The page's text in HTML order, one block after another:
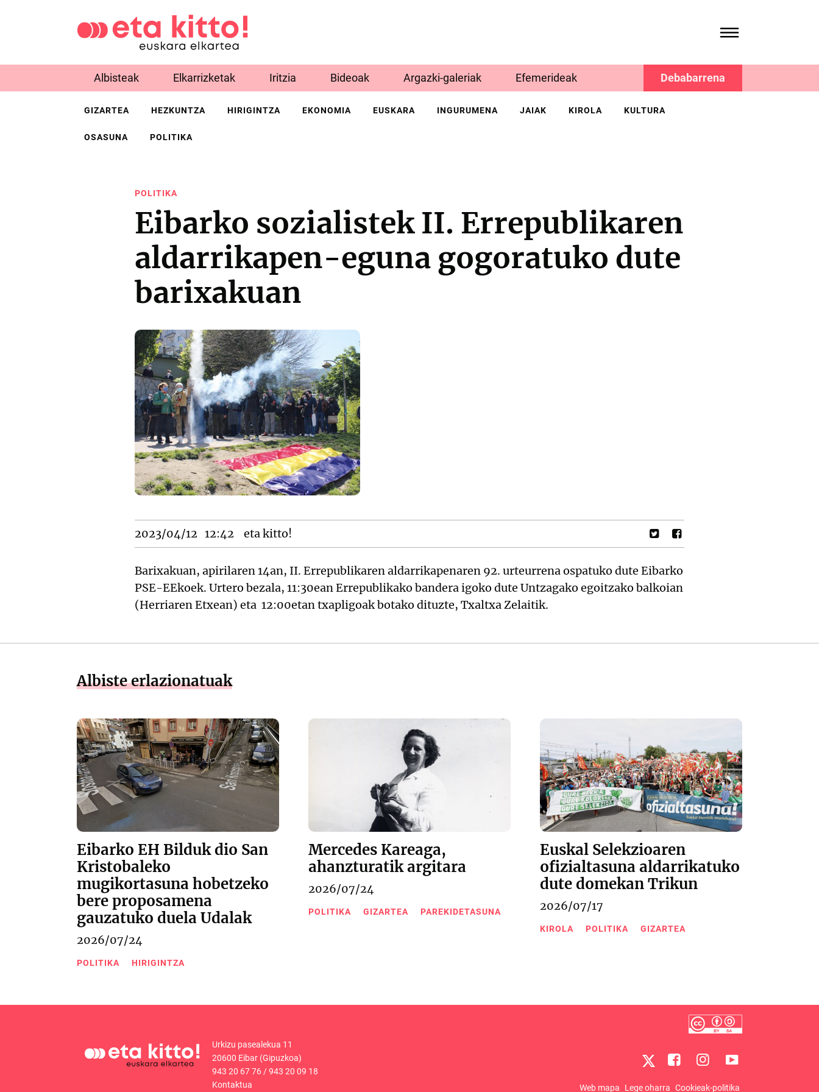
Albisteak Elkarrizketak Iritzia Bideoak Argazki-galeriak Efemerideak Debabarrena
GIZARTEA HEZKUNTZA HIRIGINTZA EKONOMIA EUSKARA INGURUMENA JAIAK KIROLA KULTURA
OSASUNA POLITIKA
POLITIKA
Eibarko sozialistek II. Errepublikaren
aldarrikapen-eguna gogoratuko dute
barixakuan
2023/04/12 12:42 eta kitto!
Barixakuan, apirilaren 14an, II. Errepublikaren aldarrikapenaren 92. urteurrena ospatuko dute Eibarko
PSE-EEkoek. Urtero bezala, 11:30ean Errepublikako bandera igoko dute Untzagako egoitzako balkoian
(Herriaren Etxean) eta 12:00etan txapligoak botako dituzte, Txaltxa Zelaitik.
Albiste erlazionatuak
Eibarko EH Bilduk dio San
Kristobaleko
mugikortasuna hobetzeko
bere proposamena
gauzatuko duela Udalak
2026/07/24
POLITIKA HIRIGINTZA
Mercedes Kareaga,
ahanzturatik argitara
2026/07/24
POLITIKA GIZARTEA PAREKIDETASUNA
Euskal Selekzioaren
ofizialtasuna aldarrikatuko
dute domekan Trikun
2026/07/17
KIROLA POLITIKA GIZARTEA
Urkizu pasealekua 11
20600 Eibar (Gipuzkoa)
943 20 67 76/943 20 09 18
Kontaktua
Web mapa Lege oharra Cookieak-politika